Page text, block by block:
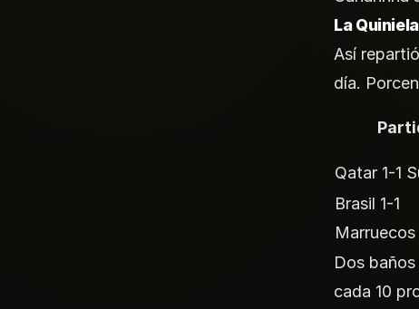
La
Así
día.
Qatar 1-1
Brasil 1-1
Marruecos
Dos
cada 10